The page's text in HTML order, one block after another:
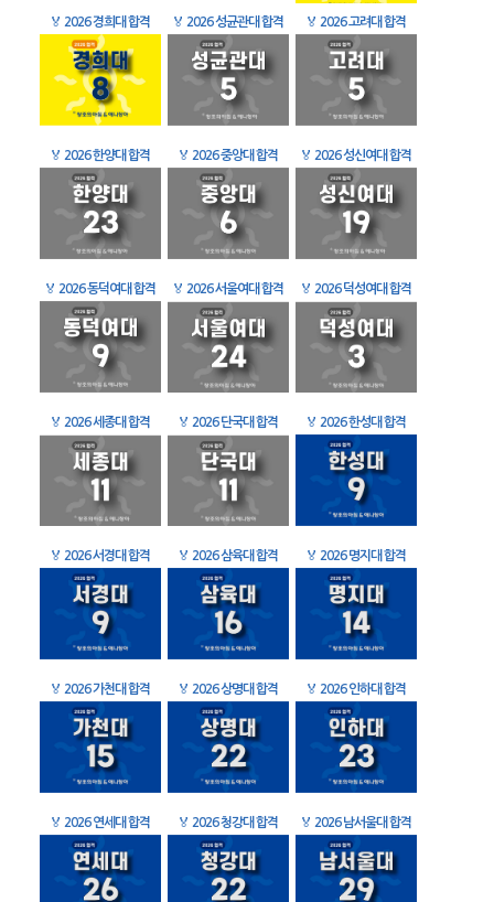
🏅 2026 경희대 합격 🏅 2026 성균관대 합격 🏅 2026 고려대 합격
🏅 2026 한양대 합격 🏅 2026 중앙대 합격 🏅 2026 성신여대 합격
🏅 2026 동덕여대 합격 🏅 2026 서울여대 합격 🏅 2026 덕성여대 합격
🏅 2026 세종대 합격 🏅 2026 단국대 합격 🏅 2026 한성대 합격
🏅 2026 서경대 합격 🏅 2026 삼육대 합격 🏅 2026 명지대 합격
🏅 2026 가천대 합격 🏅 2026 상명대 합격 🏅 2026 인하대 합격
🏅 2026 연세대 합격 🏅 2026 청강대 합격 🏅 2026 남서울대 합격